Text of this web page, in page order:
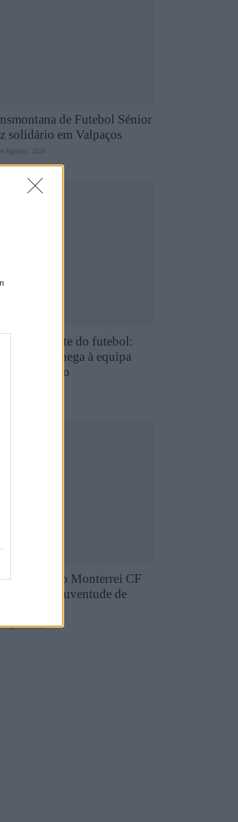
de Futebol Sénior
solidário em Valpaços
Agosto, 2026
para a elite do futebol:
Chaves chega à equipa
do FC Porto
Agosto, 2026
reforça o Monterrei CF
épocas no Juventude de
Agosto, 2026